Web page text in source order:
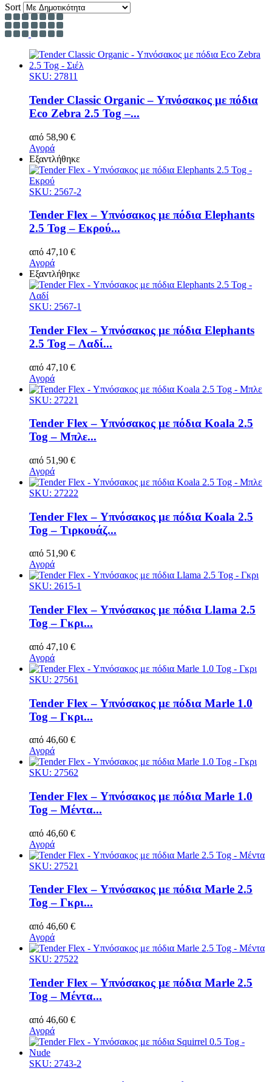
Sort
SKU: 27811
Tender Classic Organic – Υπνόσακος με πόδια
Eco Zebra 2.5 Tog –...
από 58,90 €
Αγορά
Εξαντλήθηκε
SKU: 2567-2
Tender Flex – Υπνόσακος με πόδια Elephants
2.5 Tog – Εκρού...
από 47,10 €
Αγορά
Εξαντλήθηκε
SKU: 2567-1
Tender Flex – Υπνόσακος με πόδια Elephants
2.5 Tog – Λαδί...
από 47,10 €
Αγορά
SKU: 27221
Tender Flex – Υπνόσακος με πόδια Koala 2.5
Tog – Μπλε...
από 51,90 €
Αγορά
SKU: 27222
Tender Flex – Υπνόσακος με πόδια Koala 2.5
Tog – Τιρκουάζ...
από 51,90 €
Αγορά
SKU: 2615-1
Tender Flex – Υπνόσακος με πόδια Llama 2.5
Tog – Γκρι...
από 47,10 €
Αγορά
SKU: 27561
Tender Flex – Υπνόσακος με πόδια Marle 1.0
Tog – Γκρι...
από 46,60 €
Αγορά
SKU: 27562
Tender Flex – Υπνόσακος με πόδια Marle 1.0
Tog – Μέντα...
από 46,60 €
Αγορά
SKU: 27521
Tender Flex – Υπνόσακος με πόδια Marle 2.5
Tog – Γκρι...
από 46,60 €
Αγορά
SKU: 27522
Tender Flex – Υπνόσακος με πόδια Marle 2.5
Tog – Μέντα...
από 46,60 €
Αγορά
SKU: 2743-2